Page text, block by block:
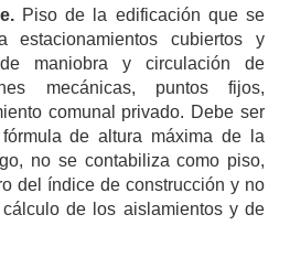
Piso de la edificación que se
estacionamientos cubiertos y
maniobra y circulación de
mecánicas, puntos fijos,
comunal privado. Debe ser
de altura máxima de la
no se contabiliza como piso,
del índice de construcción y no
de los aislamientos y de